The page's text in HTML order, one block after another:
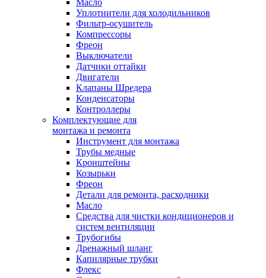
Масло
Уплотнители для холодильников
Фильтр-осушитель
Компрессоры
Фреон
Выключатели
Датчики оттайки
Двигатели
Клапаны Шредера
Конденсаторы
Контроллеры
Комплектующие для
монтажа и ремонта
Инструмент для монтажа
Трубы медные
Кронштейны
Козырьки
Фреон
Детали для ремонта, расходники
Масло
Средства для чистки кондиционеров и
систем вентиляции
Трубогибы
Дренажный шланг
Капилярные трубки
Флекс